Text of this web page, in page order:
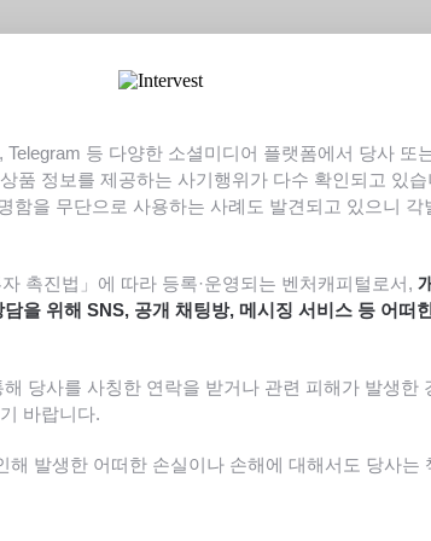
Telegram 등 다양한 소셜미디어 플랫폼에서 당사 또
품 정보를 제공하는 사기행위가 다수 확인되고 있
함을 무단으로 사용하는 사례도 발견되고 있으니 각
촉진법」에 따라 등록·운영되는 벤처캐피털로서,
을 위해 SNS, 공개 채팅방, 메시징 서비스 등 어떠
당사를 사칭한 연락을 받거나 관련 피해가 발생한
바랍니다.
해 발생한 어떠한 손실이나 손해에 대해서도 당사는